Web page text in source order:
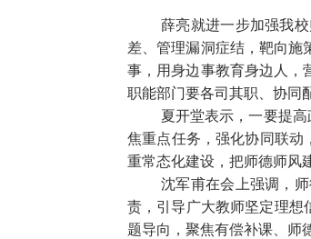
薛亮就进一步加强我
差、管理漏洞症结，靶向施
事，用身边事教育身边人，
职能部门要各司其职、协同
夏开堂表示，一要提
焦重点任务，强化协同联动
重常态化建设，把师德师风
沈军甫在会上强调，
责，引导广大教师坚定理想
题导向，聚焦有偿补课、师